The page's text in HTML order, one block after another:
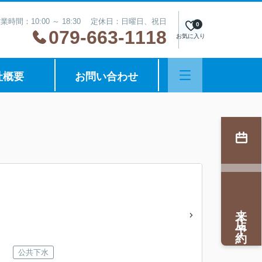
時間：10:00 ～ 18:30 定休日：日曜日、祝日
079-663-1118 お気に入り
0
概要 お問い合わせ
公共下水
来店予約